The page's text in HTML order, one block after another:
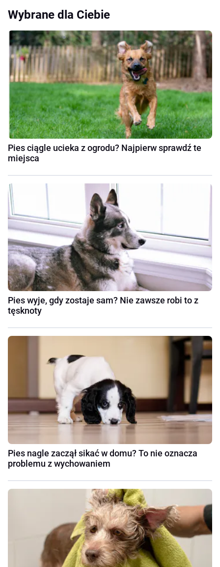
Wybrane dla Ciebie
Pies ciągle ucieka z ogrodu? Najpierw sprawdź te
miejsca
Pies wyje, gdy zostaje sam? Nie zawsze robi to z
tęsknoty
Pies nagle zaczął sikać w domu? To nie oznacza
problemu z wychowaniem